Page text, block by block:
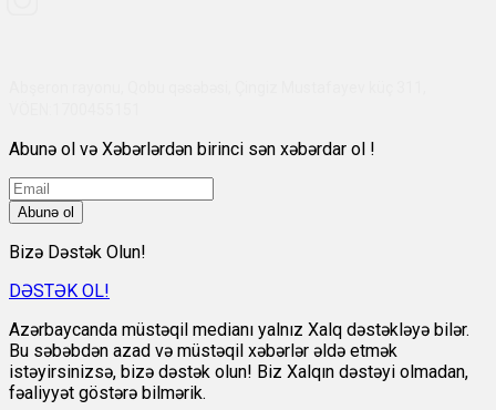
Abunə ol və Xəbərlərdən birinci sən xəbərdar ol !
Abunə ol
Bizə Dəstək Olun!
DƏSTƏK OL!
Azərbaycanda müstəqil medianı yalnız Xalq dəstəkləyə bilər.
Bu səbəbdən azad və müstəqil xəbərlər əldə etmək
istəyirsinizsə, bizə dəstək olun! Biz Xalqın dəstəyi olmadan,
fəaliyyət göstərə bilmərik.